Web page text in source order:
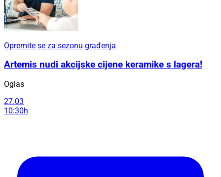
Opremite se za sezonu građenja
Artemis nudi akcijske cijene keramike s lagera!
Oglas
27.03
10:30h